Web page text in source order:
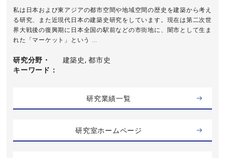
私は日本および東アジアの都市空間や地域空間の歴史を建築から考え
る研究、また近現代日本の建築史研究をしています。現在は第二次世
界大戦後の復興期に日本全国の駅前などの市街地に、闇市として生ま
れた「マーケット」という ...
研究分野・
キーワード
建築史, 都市史
研究業績一覧
研究室ホームページ